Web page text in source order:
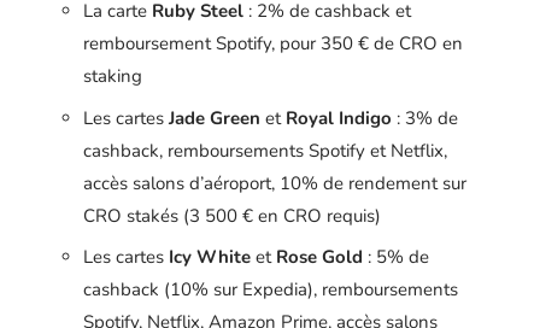
La carte Ruby Steel : 2% de cashback et
remboursement Spotify, pour 350 € de CRO en
staking
Les cartes Jade Green et Royal Indigo : 3% de
cashback, remboursements Spotify et Netflix,
accès salons d’aéroport, 10% de rendement sur
CRO stakés (3 500 € en CRO requis)
Les cartes Icy White et Rose Gold : 5% de
cashback (10% sur Expedia), remboursements
Spotify, Netflix, Amazon Prime, accès salons